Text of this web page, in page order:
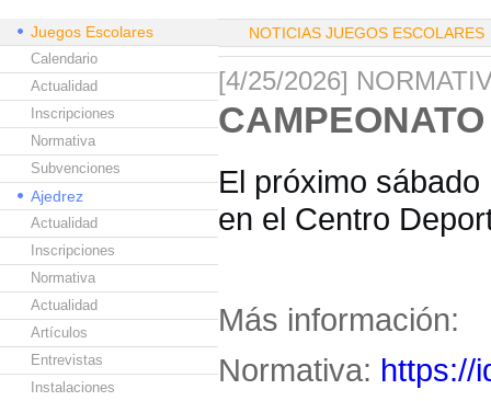
Juegos Escolares
Calendario
Actualidad
Inscripciones
Normativa
Subvenciones
Ajedrez
Actualidad
Inscripciones
Normativa
Actualidad
Artículos
Entrevistas
Instalaciones
NOTICIAS JUEGOS ESCOLARES
[4/25/2026]
El próximo
en el Centro
Más información:
Normativa: https://